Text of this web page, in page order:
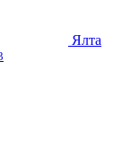
Ялта